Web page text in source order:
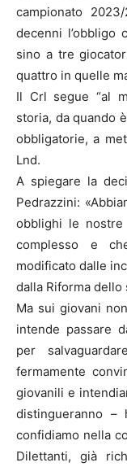
campionato
decenni l’obbligo
sino a tre
quattro in quelle
Il Crl segue “al
storia, da quando
obbligatorie, a
Lnd.
A spiegare la
Pedrazzini:
obblighi le
complesso e
modificato dalle
dalla Riforma
Ma sui giovani
intende passare
per
fermamente
giovanili e
distingueranno –
confidiamo nella
Dilettanti, già